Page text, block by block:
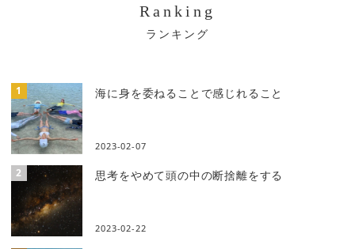
ョ
ン
Ranking
海に身を委ねることで感じれること
2023-02-07
思考をやめて頭の中の断捨離をする
2023-02-22